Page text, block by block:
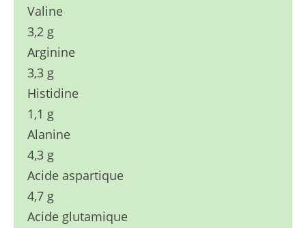
Valine
3,2 g
Arginine
3,3 g
Histidine
1,1 g
Alanine
4,3 g
Acide aspartique
4,7 g
Acide glutamique